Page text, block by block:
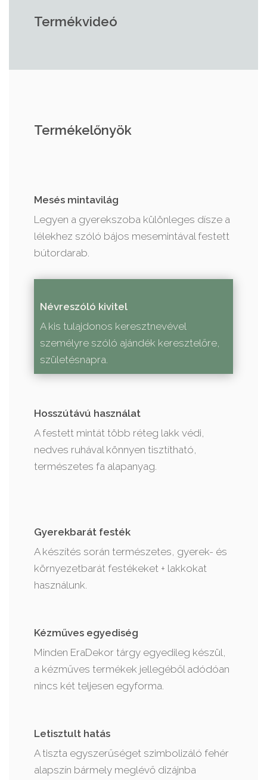
Termékvideó
Termékelőnyök
Mesés mintavilág
Legyen a gyerekszoba különleges dísze a
lélekhez szóló bájos mesemintával festett
bútordarab.
Névreszóló kivitel
A kis tulajdonos keresztnevével
személyre szóló ajándék keresztelőre,
születésnapra.
Hosszútávú használat
A festett mintát több réteg lakk védi,
nedves ruhával könnyen tisztítható,
természetes fa alapanyag.
Gyerekbarát festék
A készítés során természetes, gyerek- és
környezetbarát festékeket + lakkokat
használunk.
Kézműves egyediség
Minden EraDekor tárgy egyedileg készül,
a kézműves termékek jellegéből adódóan
nincs két teljesen egyforma.
Letisztult hatás
A tiszta egyszerűséget szimbolizáló fehér
alapszín bármely meglévő dizájnba